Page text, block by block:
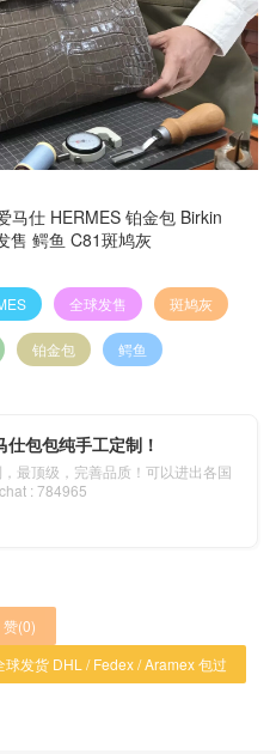
马仕 HERMES 铂金包 Birkin
售 鳄鱼 C81斑鸠灰
全球发售 斑鸠灰
铂金包 鳄鱼
包包纯手工定制！
最顶级，完善品质！可以进出各国
: 784965
赞(0)
发货 DHL / Fedex / Aramex 包过